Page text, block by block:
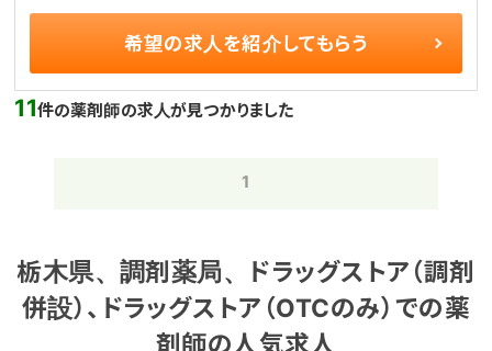
希望の求人を紹介してもらう
11件の薬剤師の求人が見つかりました
1
栃木県、調剤薬局、ドラッグストア（調剤
併設）、ドラッグストア（OTCのみ）での薬
剤師の人気求人